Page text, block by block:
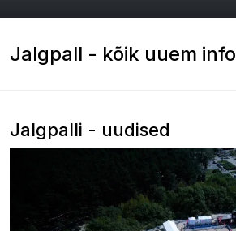
Jalgpall - kõik uuem info
Jalgpalli - uudised